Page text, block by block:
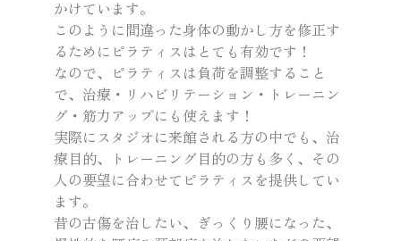
かけています。
このように間違った身体の動かし方を修正す
るためにピラティスはとても有効です！
なので、ピラティスは負荷を調整すること
で、治療・リハビリテーション・トレーニン
グ・筋力アップにも使えます！
実際にスタジオに来館される方の中でも、治
療目的、トレーニング目的の方も多く、その
人の要望に合わせてピラティスを提供してい
ます。
昔の古傷を治したい、ぎっくり腰になった、